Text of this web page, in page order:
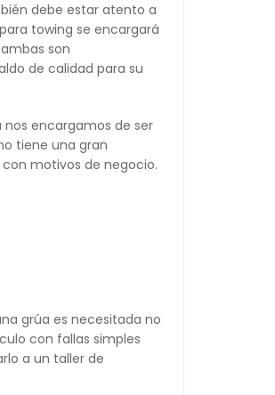
debe estar atento a
towing se encargará
son
de calidad para su
nos encargamos de ser
tiene una gran
motivos de negocio.
grúa es necesitada no
con fallas simples
a un taller de